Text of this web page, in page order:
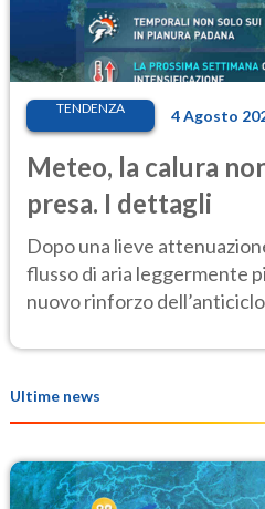
TENDENZA 4 Agosto
Meteo, la calura
presa. I dettagli
Dopo una lieve
flusso di aria leggermente
nuovo rinforzo
Ultime news